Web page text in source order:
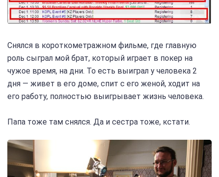
Снялся в короткометражном фильме, где главную
роль сыграл мой брат, который играет в покер на
чужое время, на дни. То есть выиграл у человека 2
дня — живет в его доме, спит с его женой, ходит на
его работу, полностью выигрывает жизнь человека.
Папа тоже там снялся. Да и сестра тоже, кстати.